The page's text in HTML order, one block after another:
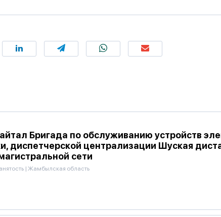
Бригада по обслуживанию устройств
диспетчерской централизации Шуская
сети
| Жамбылская область